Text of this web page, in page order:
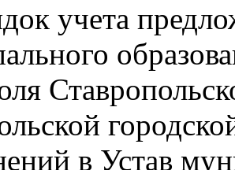
учета
в Устав